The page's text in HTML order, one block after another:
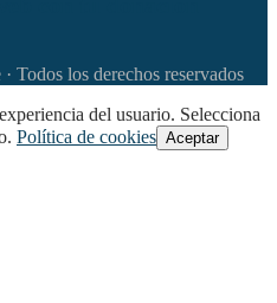
Todos los derechos reservados
Política de cookies Aceptar